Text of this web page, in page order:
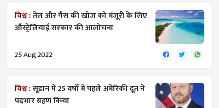
विश्व :तेल और गैस की खोज को मंजूरी के लिए
ऑस्ट्रेलियाई सरकार की आलोचना
25 Aug 2022
विश्व :सूडान में 25 वर्षो में पहले अमेरिकी दूत ने
पदभार ग्रहण किया